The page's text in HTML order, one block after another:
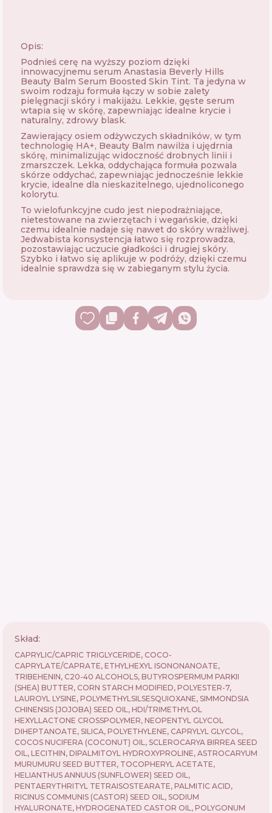
Opis:
Podnieś cerę na wyższy poziom dzięki
innowacyjnemu serum Anastasia Beverly Hills
Beauty Balm Serum Boosted Skin Tint. Ta jedyna w
swoim rodzaju formuła łączy w sobie zalety
pielęgnacji skóry i makijażu. Lekkie, gęste serum
wtapia się w skórę, zapewniając idealne krycie i
naturalny, zdrowy blask.
Zawierający osiem odżywczych składników, w tym
technologię HA+, Beauty Balm nawilża i ujędrnia
skórę, minimalizując widoczność drobnych linii i
zmarszczek. Lekka, oddychająca formuła pozwala
skórze oddychać, zapewniając jednocześnie lekkie
krycie, idealne dla nieskazitelnego, ujednoliconego
kolorytu.
To wielofunkcyjne cudo jest niepodrażniające,
nietestowane na zwierzętach i wegańskie, dzięki
czemu idealnie nadaje się nawet do skóry wrażliwej.
Jedwabista konsystencja łatwo się rozprowadza,
pozostawiając uczucie gładkości i drugiej skóry.
Szybko i łatwo się aplikuje w podróży, dzięki czemu
idealnie sprawdza się w zabieganym stylu życia.
Skład:
CAPRYLIC/CAPRIC TRIGLYCERIDE, COCO-
CAPRYLATE/CAPRATE, ETHYLHEXYL ISONONANOATE,
TRIBEHENIN, C20-40 ALCOHOLS, BUTYROSPERMUM PARKII
(SHEA) BUTTER, CORN STARCH MODIFIED, POLYESTER-7,
LAUROYL LYSINE, POLYMETHYLSILSESQUIOXANE, SIMMONDSIA
CHINENSIS (JOJOBA) SEED OIL, HDI/TRIMETHYLOL
HEXYLLACTONE CROSSPOLYMER, NEOPENTYL GLYCOL
DIHEPTANOATE, SILICA, POLYETHYLENE, CAPRYLYL GLYCOL,
COCOS NUCIFERA (COCONUT) OIL, SCLEROCARYA BIRREA SEED
OIL, LECITHIN, DIPALMITOYL HYDROXYPROLINE, ASTROCARYUM
MURUMURU SEED BUTTER, TOCOPHERYL ACETATE,
HELIANTHUS ANNUUS (SUNFLOWER) SEED OIL,
PENTAERYTHRITYL TETRAISOSTEARATE, PALMITIC ACID,
RICINUS COMMUNIS (CASTOR) SEED OIL, SODIUM
HYALURONATE, HYDROGENATED CASTOR OIL, POLYGONUM